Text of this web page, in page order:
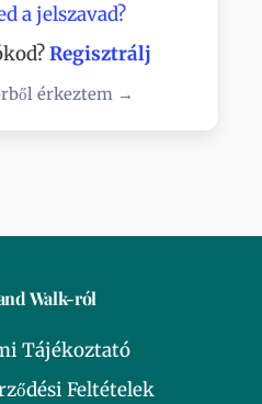
a jelszavad?
Regisztrálj
érkeztem →
Walk-ról
Tájékoztató
Feltételek